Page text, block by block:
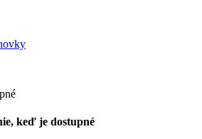
keď je dostupné